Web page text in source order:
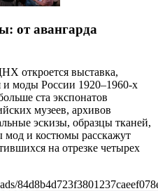
от авангарда
откроется выставка,
и моды России 1920–1960-х
ста экспонатов
музеев, архивов
эскизы, образцы тканей,
мод и костюмы расскажут
на отрезке четырех